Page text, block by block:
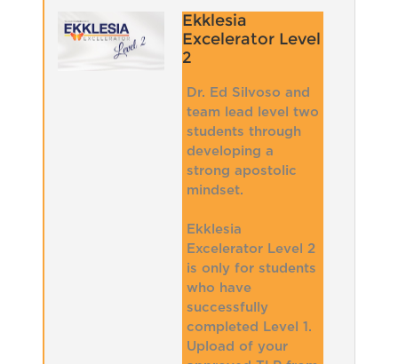
Ekklesia
Excelerator Level
2
Dr. Ed Silvoso and
team lead level two
students through
developing a
strong apostolic
mindset.
Ekklesia
Excelerator Level 2
is only for students
who have
successfully
completed Level 1.
Upload of your